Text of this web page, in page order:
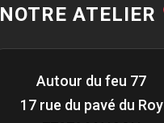
NOTRE ATELIER
Autour du feu 77
17 rue du pavé du Roy